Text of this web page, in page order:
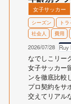
女子サッカー
シーズン ト
社会人
費用
2026/07/28 Ruy
なでしこリー
女子サッカー
ンを徹底比較
プロ契約をサ
交えてリアル